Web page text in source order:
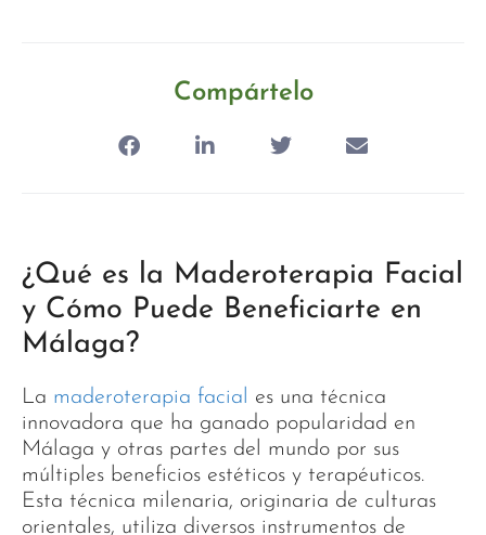
Compártelo
¿Qué es la Maderoterapia Facial
y Cómo Puede Beneficiarte en
Málaga?
La maderoterapia facial
es una técnica
innovadora que ha ganado popularidad en
Málaga y otras partes del mundo por sus
múltiples beneficios estéticos y terapéuticos.
Esta técnica milenaria, originaria de culturas
orientales, utiliza diversos instrumentos de